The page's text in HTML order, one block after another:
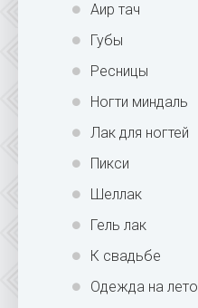
Аир тач
Губы
Ресницы
Ногти миндаль
Лак для ногтей
Пикси
Шеллак
Гель лак
К свадьбе
Одежда на лето